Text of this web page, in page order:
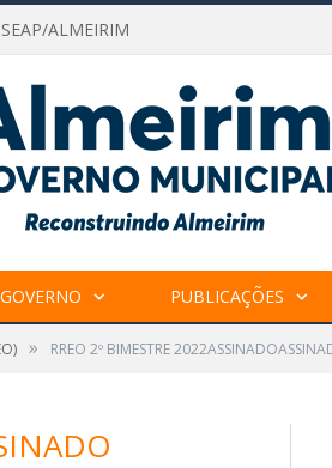
ALMEIRIM
PUBLICAÇÕES
» RREO 2º BIMESTRE